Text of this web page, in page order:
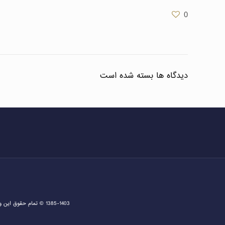
0
دیدگاه ها بسته شده است
1385-1403 © تمام حقوق این وبسایت متعلق به دفتر اخذ ویزا و مشاوره ثبت نام گرین کارت و مهاجرت به آمریکا می باشد و هرگونه کپی برداری پیگرد قانونی دارد.